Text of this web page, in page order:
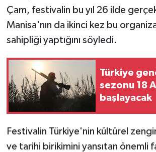
Çam, festivalin bu yıl 26 ilde
Manisa'nın da ikinci kez bu
sahipliği yaptığını söyledi.
Türkiye
sezonu 18
başlayacak
Festivalin Türkiye'nin kültürel
ve tarihi birikimini yansıtan önemli